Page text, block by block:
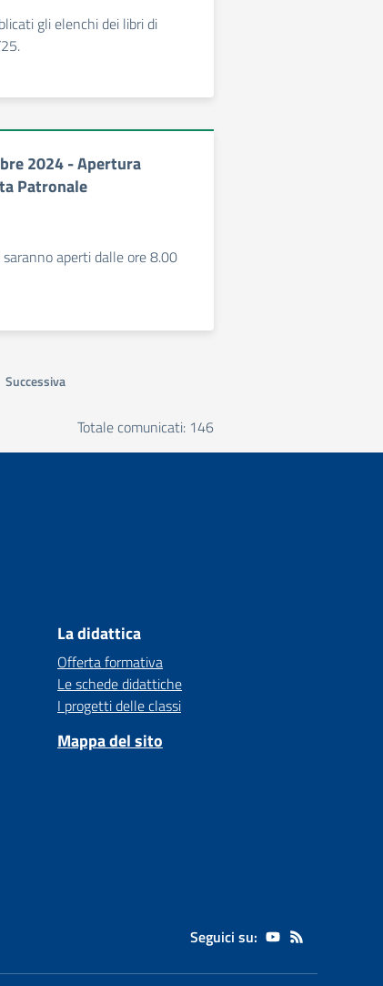
gli elenchi dei libri di
2024 - Apertura
Patronale
aperti dalle ore 8.00
Successiva
Totale comunicati: 146
La didattica
Offerta formativa
Le schede didattiche
I progetti delle classi
Mappa del sito
Seguici su: